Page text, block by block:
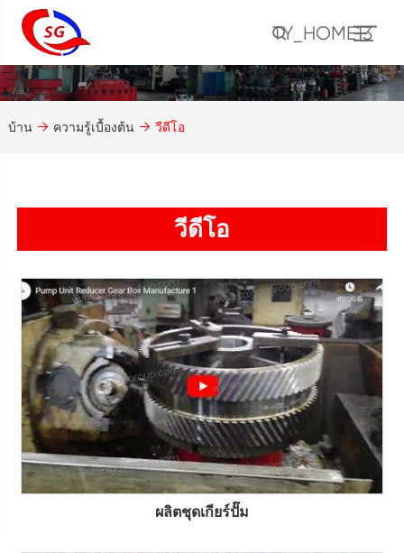
TY_HOME13
บ้าน ความรู้เบื้องต้น วีดีโอ
วีดีโอ
ผลิตชุดเกียร์ปั๊ม